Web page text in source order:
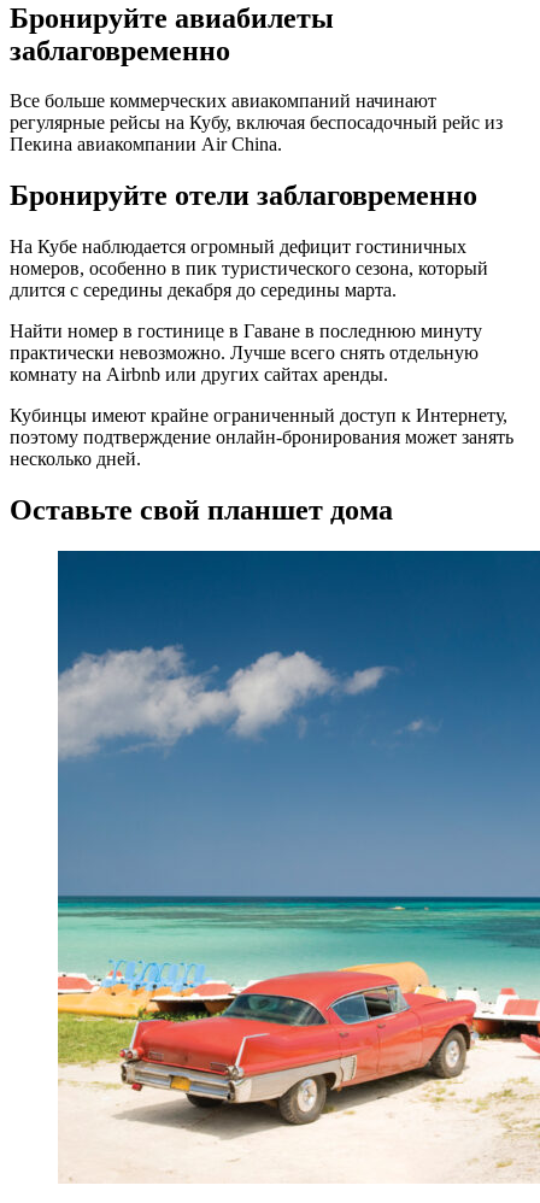
Бронируйте авиабилеты
заблаговременно
Все больше коммерческих авиакомпаний начинают
регулярные рейсы на Кубу, включая беспосадочный рейс из
Пекина авиакомпании Air China.
Бронируйте отели заблаговременно
На Кубе наблюдается огромный дефицит гостиничных
номеров, особенно в пик туристического сезона, который
длится с середины декабря до середины марта.
Найти номер в гостинице в Гаване в последнюю минуту
практически невозможно. Лучше всего снять отдельную
комнату на Airbnb или других сайтах аренды.
Кубинцы имеют крайне ограниченный доступ к Интернету,
поэтому подтверждение онлайн-бронирования может занять
несколько дней.
Оставьте свой планшет дома